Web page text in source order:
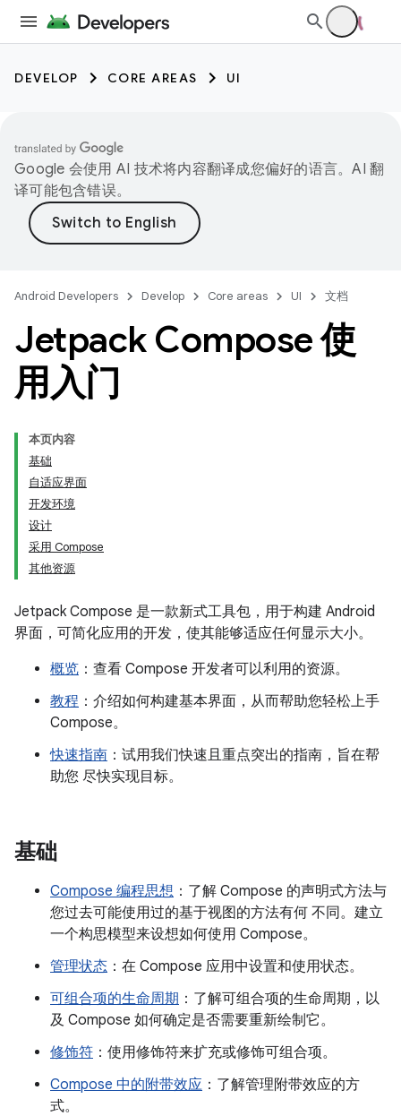
DEVELOP CORE AREAS UI
Google 会使用 AI 技术将内容翻译成您偏好的语言。AI 翻
译可能包含错误。
Android Developers Develop Core areas UI 文档
Jetpack Compose 使
用入门
本页内容
基础
自适应界面
开发环境
设计
采用 Compose
其他资源
Jetpack Compose 是一款新式工具包，用于构建 Android
界面，可简化应用的开发，使其能够适应任何显示大小。
概览 ：查看 Compose 开发者可以利用的资源。
教程 ：介绍如何构建基本界面，从而帮助您轻松上手
Compose。
快速指南 ：试用我们快速且重点突出的指南，旨在帮
助您 尽快实现目标。
基础
Compose 编程思想 ：了解 Compose 的声明式方法与
您过去可能使用过的基于视图的方法有何 不同。建立
一个构思模型来设想如何使用 Compose。
管理状态 ：在 Compose 应用中设置和使用状态。
可组合项的生命周期 ：了解可组合项的生命周期，以
及 Compose 如何确定是否需要重新绘制它。
修饰符 ：使用修饰符来扩充或修饰可组合项。
Compose 中的附带效应 ：了解管理附带效应的方
式。